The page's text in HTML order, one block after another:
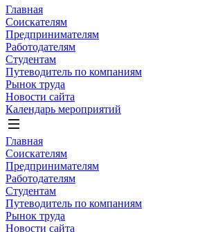
Главная
Соискателям
Предпринимателям
Работодателям
Студентам
Путеводитель по компаниям
Рынок труда
Новости сайта
Календарь мероприятий
Главная
Соискателям
Предпринимателям
Работодателям
Студентам
Путеводитель по компаниям
Рынок труда
Новости сайта